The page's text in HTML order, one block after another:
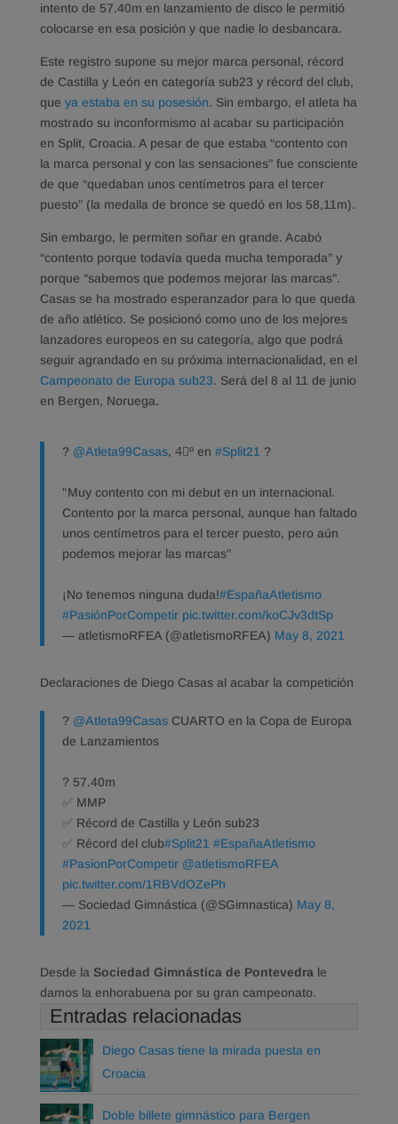
intento de 57.40m en lanzamiento de disco le permitió
colocarse en esa posición y que nadie lo desbancara.
Este registro supone su mejor marca personal, récord
de Castilla y León en categoría sub23 y récord del club,
que ya estaba en su posesión. Sin embargo, el atleta ha
mostrado su inconformismo al acabar su participación
en Split, Croacia. A pesar de que estaba “contento con
la marca personal y con las sensaciones” fue consciente
de que “quedaban unos centímetros para el tercer
puesto” (la medalla de bronce se quedó en los 58,11m).
Sin embargo, le permiten soñar en grande. Acabó
“contento porque todavía queda mucha temporada” y
porque “sabemos que podemos mejorar las marcas”.
Casas se ha mostrado esperanzador para lo que queda
de año atlético. Se posicionó como uno de los mejores
lanzadores europeos en su categoría, algo que podrá
seguir agrandado en su próxima internacionalidad, en el
Campeonato de Europa sub23. Será del 8 al 11 de junio
en Bergen, Noruega.
?️ @Atleta99Casas, 4⃣º en #Split21 ?
"Muy contento con mi debut en un internacional.
Contento por la marca personal, aunque han faltado
unos centímetros para el tercer puesto, pero aún
podemos mejorar las marcas"
¡No tenemos ninguna duda!#EspañaAtletismo
#PasiónPorCompetir pic.twitter.com/koCJv3dtSp
— atletismoRFEA (@atletismoRFEA) May 8, 2021
Declaraciones de Diego Casas al acabar la competición
? @Atleta99CasasCUARTO en la Copa de Europa
de Lanzamientos
? 57.40m
✅ MMP
✅ Récord de Castilla y León sub23
✅ Récord del club#Split21 #EspañaAtletismo
#PasionPorCompetir @atletismoRFEA
pic.twitter.com/1RBVdOZePh
— Sociedad Gimnástica (@SGimnastica) May 8,
2021
Desde la Sociedad Gimnástica de Pontevedra le
damos la enhorabuena por su gran campeonato.
Entradas relacionadas
Diego Casas tiene la mirada puesta en
Croacia
Doble billete gimnástico para Bergen